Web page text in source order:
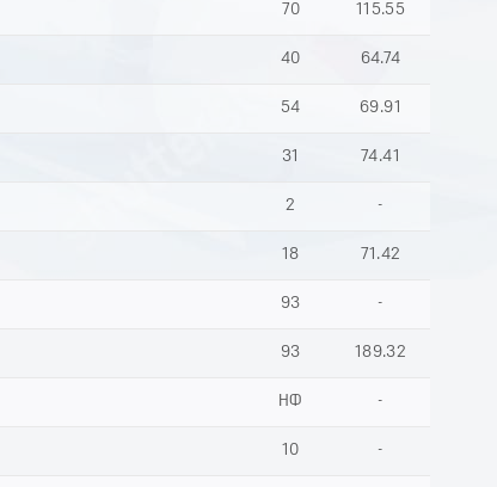
70 115.55
40 64.74
54 69.91
31 74.41
2 -
18 71.42
93 -
93 189.32
НФ -
10 -